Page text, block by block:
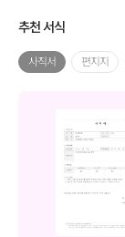
추천 서식
사직서 편지지